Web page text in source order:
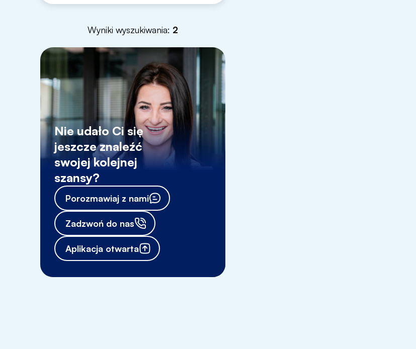
Wyniki wyszukiwania: 2
Nie udało Ci się
jeszcze znaleźć
swojej kolejnej
szansy?
Porozmawiaj z nami
Zadzwoń do nas
Aplikacja otwarta